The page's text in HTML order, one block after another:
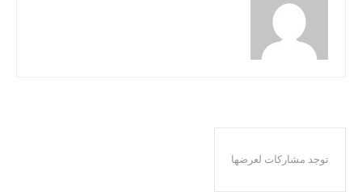
توجد مشاركات لعرضها